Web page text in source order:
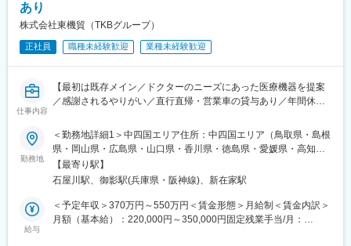
あり
株式会社東機貿（TKBグループ）
正社員 職種未経験歓迎 業種未経験歓迎
仕事内容
【最初は既存メイン／ドクターのニーズにあった医療機器を提案
／感謝されるやりがい／直行直帰・営業車の貸与あり／年間休日
■職務詳細：
担当エリア病院へ訪問、ドクターや医療従事者がどんな医療機器
を必要としているかヒアリングします。ニーズを把握したら適切
な製品を提案し、導入して頂きます。提案先は最初は既存がメイ
ンで、ゆくゆくは新規開拓もお任せいたします。外科製品の販売
においては手術に立ち会うこともあり、実際の臨床現場での製品
勤務地
＜勤務地詳細1＞中四国エリア住所：中四国エリア（鳥取県・島根
県・岡山県・広島県・山口県・香川県・徳島県・愛媛県・高知
県）を担当 ※ご希望や適性に応じて決定いたします。受動喫煙対
策：屋内全面禁煙＜勤務地詳細2＞大阪営業所（兵庫）住所：兵庫
川駅受動喫煙対策：屋内全面禁煙変更の範囲：会社の定める事業
所
【最寄り駅】
石屋川駅、御影駅(兵庫県・阪神線)、新在家駅
給与
＜予定年収＞370万円～550万円＜賃金形態＞月給制＜賃金内訳＞
月額（基本給）：220,000円～350,000円固定残業手当/月：